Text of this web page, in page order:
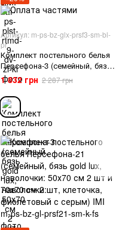
Артикул: m-ps-bz-glx-prsf3-sm-bl-
pr
Комплект постельного белья
Персефона-3 (семейный, бязь
gold lux, наволочки: 50х70 см
2 шт и 70х70 см 2 шт, перо,
голубой) IMI
1 832 грн 2 287 грн